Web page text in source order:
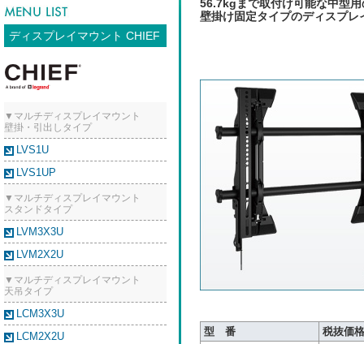
ディスプレイマウント CHIEF
▼マルチディスプレイマウント
壁掛・引出しタイプ
LVS1U
LVS1UP
▼マルチディスプレイマウント
スタンドタイプ
LVM3X3U
LVM2X2U
▼マルチディスプレイマウント
天吊タイプ
LCM3X3U
LCM2X2U
56.7kgまで取付け可能な中型用
壁掛け固定タイプのディスプレ
型 番
税抜価格